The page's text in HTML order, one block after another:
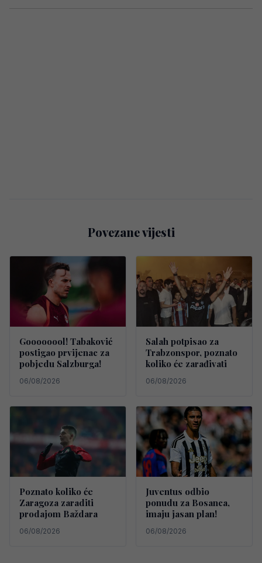
Povezane vijesti
Goooooool! Tabaković
postigao prvijenac za
pobjedu Salzburga!
06/08/2026
Salah potpisao za
Trabzonspor, poznato
koliko će zarađivati
06/08/2026
Poznato koliko će
Zaragoza zaraditi
prodajom Baždara
06/08/2026
Juventus odbio
ponudu za Bosanca,
imaju jasan plan!
06/08/2026